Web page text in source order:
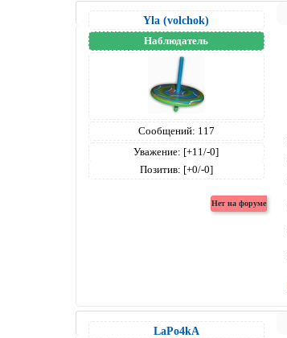
Yla (volchok)
Наблюдатель
Сообщений: 117
Уважение: [+11/-0]
Позитив: [+0/-0]
LaPo4kA